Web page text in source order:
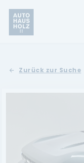
Ford
Zurück zur Suche